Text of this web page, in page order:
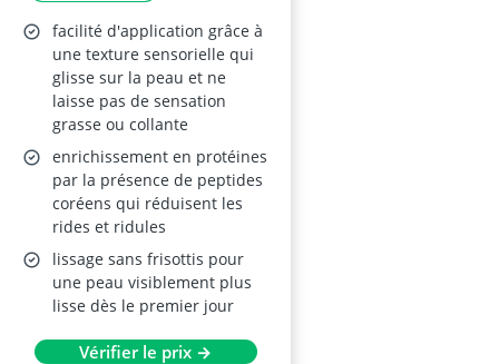
facilité d'application grâce à
une texture sensorielle qui
glisse sur la peau et ne
laisse pas de sensation
grasse ou collante
enrichissement en protéines
par la présence de peptides
coréens qui réduisent les
rides et ridules
lissage sans frisottis pour
une peau visiblement plus
lisse dès le premier jour
Vérifier le prix →